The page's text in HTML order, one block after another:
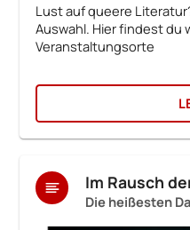
Lust auf queere
Auswahl. Hier findest du
Veranstaltungsorte
Im Rausch
Die heißesten